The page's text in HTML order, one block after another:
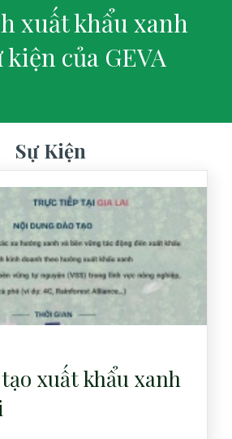
xuất khẩu xanh
kiện của GEVA
Sự Kiện
xuất khẩu xanh